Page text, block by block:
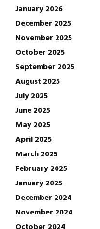
January 2026
December 2025
November 2025
October 2025
September 2025
August 2025
July 2025
June 2025
May 2025
April 2025
March 2025
February 2025
January 2025
December 2024
November 2024
October 2024